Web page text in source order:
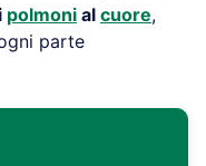
polmoni al cuore,
parte